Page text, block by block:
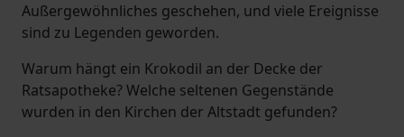
Außergewöhnliches geschehen, und viele Ereignisse
sind zu Legenden geworden.
Warum hängt ein Krokodil an der Decke der
Ratsapotheke? Welche seltenen Gegenstände
wurden in den Kirchen der Altstadt gefunden?